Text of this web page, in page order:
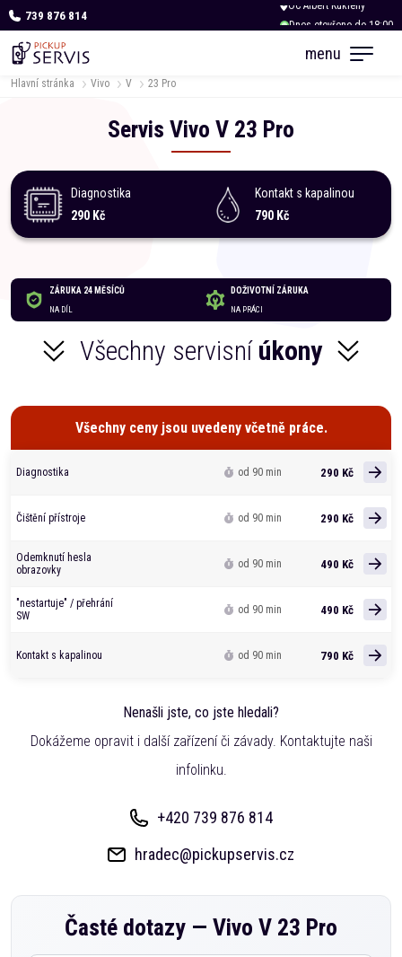
739 876 814
Dnes otevřeno do 18:00
menu
Hlavní stránka Vivo V 23 Pro
Servis Vivo V 23 Pro
Diagnostika
290 Kč
Kontakt s kapalinou
790 Kč
ZÁRUKA 24 MĚSÍCŮ
NA DÍL
DOŽIVOTNÍ ZÁRUKA
NA PRÁCI
Všechny servisní úkony
Všechny ceny jsou uvedeny včetně práce.
Diagnostika od 90 min 290 Kč
Čištění přístroje od 90 min 290 Kč
Odemknutí hesla
obrazovky
od 90 min 490 Kč
"nestartuje" / přehrání
SW
od 90 min 490 Kč
Kontakt s kapalinou od 90 min 790 Kč
Nenašli jste, co jste hledali?
Dokážeme opravit i další zařízení či závady. Kontaktujte naši
infolinku.
+420 739 876 814
hradec@pickupservis.cz
Časté dotazy — Vivo V 23 Pro